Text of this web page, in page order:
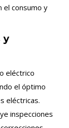
el consumo y
y
eléctrico
el óptimo
eléctricas.
inspecciones